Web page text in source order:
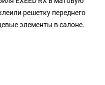
решетку переднего
элементы в салоне.